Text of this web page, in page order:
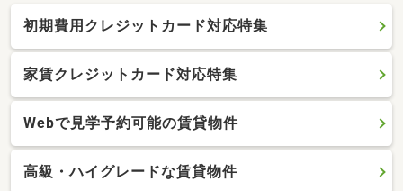
初期費用クレジットカード対応特集
家賃クレジットカード対応特集
Webで見学予約可能の賃貸物件
高級・ハイグレードな賃貸物件